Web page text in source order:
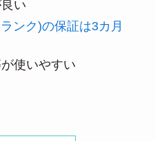
い
ンク)の保証は3カ月
使いやすい